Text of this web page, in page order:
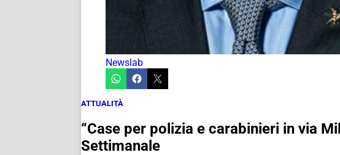
Newslab
ATTUALITÀ
“Case per polizia e carabinieri in via
Settimanale